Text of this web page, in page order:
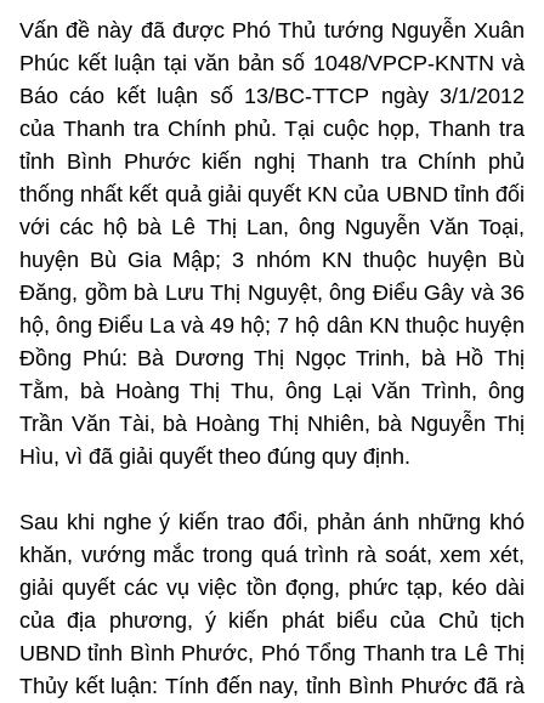
Vấn đề này đã được Phó Thủ tướng Nguyễn Xuân
Phúc kết luận tại văn bản số 1048/VPCP-KNTN và
Báo cáo kết luận số 13/BC-TTCP ngày 3/1/2012
của Thanh tra Chính phủ. Tại cuộc họp, Thanh tra
tỉnh Bình Phước kiến nghị Thanh tra Chính phủ
thống nhất kết quả giải quyết KN của UBND tỉnh đối
với các hộ bà Lê Thị Lan, ông Nguyễn Văn Toại,
huyện Bù Gia Mập; 3 nhóm KN thuộc huyện Bù
Đăng, gồm bà Lưu Thị Nguyệt, ông Điểu Gây và 36
hộ, ông Điểu La và 49 hộ; 7 hộ dân KN thuộc huyện
Đồng Phú: Bà Dương Thị Ngọc Trinh, bà Hồ Thị
Tằm, bà Hoàng Thị Thu, ông Lại Văn Trình, ông
Trần Văn Tài, bà Hoàng Thị Nhiên, bà Nguyễn Thị
Hìu, vì đã giải quyết theo đúng quy định.
Sau khi nghe ý kiến trao đổi, phản ánh những khó
khăn, vướng mắc trong quá trình rà soát, xem xét,
giải quyết các vụ việc tồn đọng, phức tạp, kéo dài
của địa phương, ý kiến phát biểu của Chủ tịch
UBND tỉnh Bình Phước, Phó Tổng Thanh tra Lê Thị
Thủy kết luận: Tính đến nay, tỉnh Bình Phước đã rà